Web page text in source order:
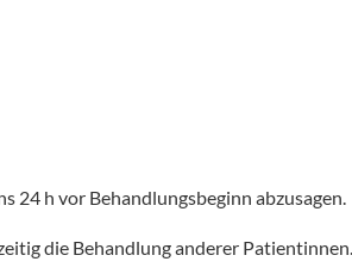
24 h vor Behandlungsbeginn abzusagen.
die Behandlung anderer Patientinnen.